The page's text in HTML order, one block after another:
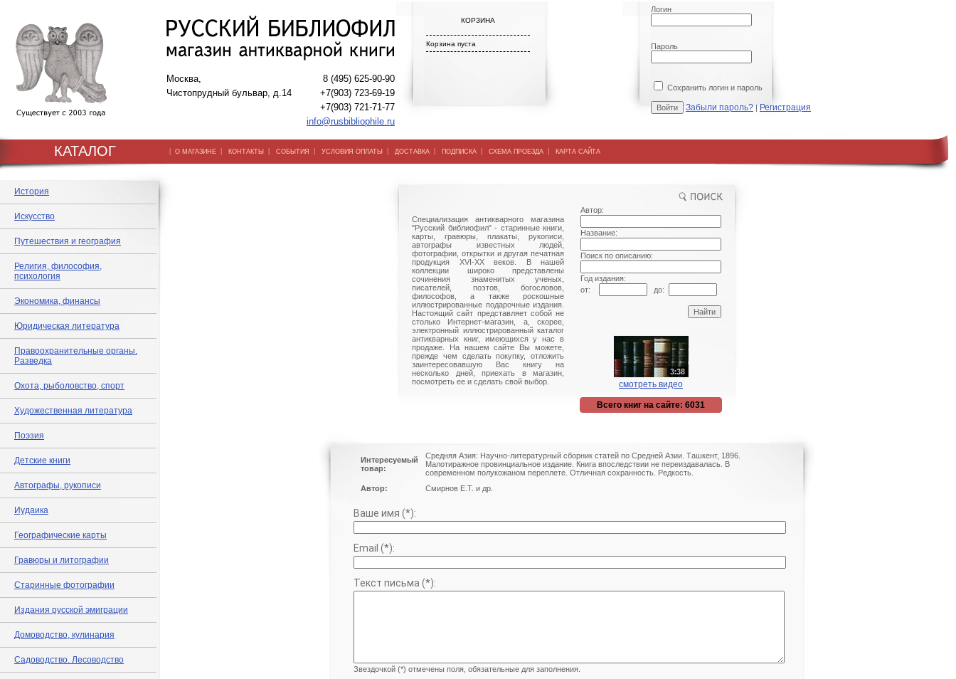
Москва,
Чистопрудный бульвар, д.14
8 (495) 625-90-90
+7(903) 723-69-19
+7(903) 721-71-77
info@rusbibliophile.ru
КОРЗИНА
Корзина пуста
Логин
Пароль
Сохранить логин и пароль
Забыли пароль? | Регистрация
КАТАЛОГ | О МАГАЗИНЕ | КОНТАКТЫ | СОБЫТИЯ | УСЛОВИЯ ОПЛАТЫ | ДОСТАВКА | ПОДПИСКА | СХЕМА ПРОЕЗДА | КАРТА САЙТА
История
Искусство
Путешествия и география
Религия, философия,
психология
Экономика, финансы
Юридическая литература
Правоохранительные органы.
Разведка
Охота, рыболовство, спорт
Художественная литература
Поэзия
Детские книги
Автографы, рукописи
Иудаика
Географические карты
Гравюры и литографии
Старинные фотографии
Издания русской эмиграции
Домоводство, кулинария
Садоводство. Лесоводство
Специализация антикварного магазина
"Русский библиофил" - старинные книги,
карты, гравюры, плакаты, рукописи,
автографы известных людей,
фотографии, открытки и другая печатная
продукция XVI-XX веков. В нашей
коллекции широко представлены
сочинения знаменитых ученых,
писателей, поэтов, богословов,
философов, а также роскошные
иллюстрированные подарочные издания.
Настоящий сайт представляет собой не
столько Интернет-магазин, а, скорее,
электронный иллюстрированный каталог
антикварных книг, имеющихся у нас в
продаже. На нашем сайте Вы можете,
прежде чем сделать покупку, отложить
заинтересовавшую Вас книгу на
несколько дней, приехать в магазин,
посмотреть ее и сделать свой выбор.
Автор:
Название:
Поиск по описанию:
Год издания:
от:
до:
смотреть видео
Всего книг на сайте: 6031
Интересуемый
товар:
Средняя Азия: Научно-литературный сборник статей по Средней Азии. Ташкент, 1896.
Малотиражное провинциальное издание. Книга впоследствии не переиздавалась. В
современном полукожаном переплете. Отличная сохранность. Редкость.
Автор:
Смирнов Е.Т. и др.
Ваше имя (*):
Email (*):
Текст письма (*):
Звездочкой (*) отмечены поля, обязательные для заполнения.